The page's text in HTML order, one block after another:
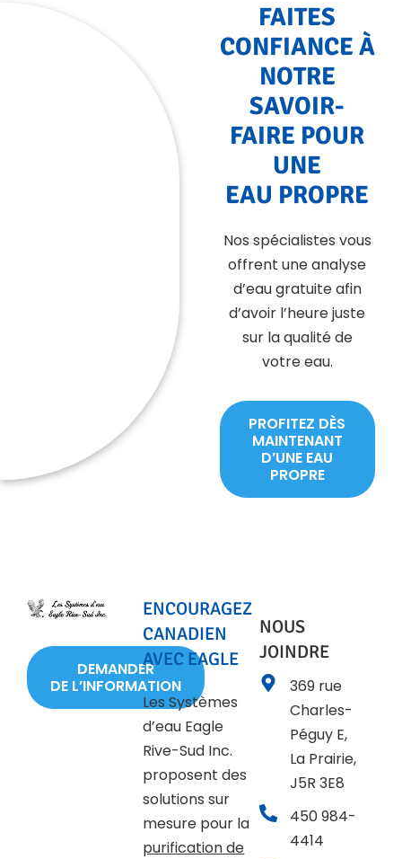
FAITES
CONFIANCE À
NOTRE
SAVOIR-
FAIRE POUR
UNE
EAU PROPRE
Nos spécialistes vous
offrent une analyse
d’eau gratuite afin
d’avoir l’heure juste
sur la qualité de
votre eau.
PROFITEZ DÈS
MAINTENANT
D’UNE EAU
PROPRE
DEMANDER
DE L’INFORMATION
ENCOURAGEZ
CANADIEN
AVEC EAGLE
Les Systèmes
d’eau Eagle
Rive-Sud Inc.
proposent des
solutions sur
mesure pour la
purification de
NOUS
JOINDRE
369 rue
Charles-
Péguy E,
La Prairie,
J5R 3E8
450 984-
4414